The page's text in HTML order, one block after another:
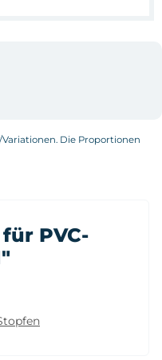
Die Proportionen
PVC-